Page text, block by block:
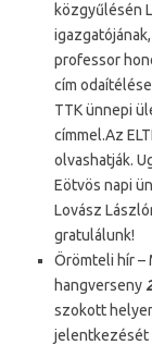
közgyűlésén
professor
cím
TTK ünnepi
címmel.Az
olvashatják.
Eötvös napi
Lovász
gratulálunk!
Örömteli hír –
hangverseny
szokott
jelentkezését